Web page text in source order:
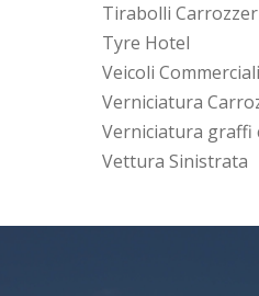
Tirabolli
Tyre Hotel
Veicoli Commerciali
Verniciatura
Verniciatura graffi
Vettura Sinistrata